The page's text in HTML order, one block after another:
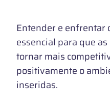
Entender e enfrentar
essencial para que
tornar mais
positivamente o
inseridas.